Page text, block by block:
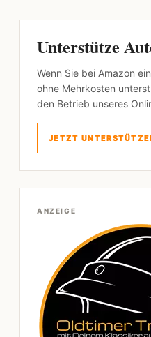
Unterstütze
Wenn Sie bei Amazon
ohne Mehrkosten
den Betrieb unseres
JETZT
ANZEIGE